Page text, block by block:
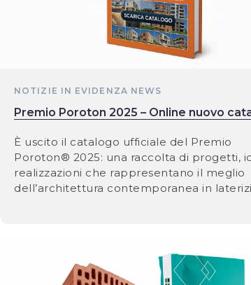
NOTIZIE IN EVIDENZA NEWS
Premio Poroton 2025 – Online nuovo
È uscito il catalogo ufficiale del Premio
Poroton® 2025: una raccolta di progetti,
realizzazioni che rappresentano il meglio
dell’architettura contemporanea in